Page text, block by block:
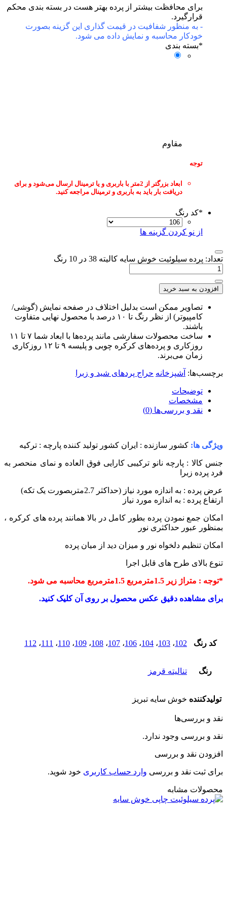
محافظت بیشتر از پرده بهتر هست در بسته بندی محکم
منظور شفافیت در قیمت گذاری این گزینه بصورت
محاسبه و نمایش داده می شود.
بسته بندی
ابعاد بزرگتر از 2متر با باربری و یا ترمینال ارسال می‌شود و برای
دریافت بار باید به باربری و ترمینال مراجعه کنید.
کد رنگ
نو کردن گزینه ها
سیلوئیت خوش سایه کالیته 38 در 10 رنگ
سبد خرید
ممکن است بدلیل اختلاف در صفحه نمایش (گوشی/
کامپیوتر) از نظر رنگ تا ۱۰ درصد با محصول نهایی متفاوت
ساخت محصولات سفارشی مانند پرده‌ها با ابعاد شما ۷ تا ۱۱
روزکاری و پرده‌های کرکره چوبی و پلیسه ۹ تا ۱۲ روزکاری
می‌برند.
آشپزخانه حراج پردهای شید و زبرا
و بررسی‌ها (0)
کشور سازنده : ایران کشور تولید کننده پارچه : ترکیه
: پارچه نانو ترکیبی
کارایی فوق العاده و نمای منحصر به
زبرا
اندازه مورد نیاز (حداکثر 2.7متربصورت یک تکه)
: به اندازه مورد نیاز
نمودن پرده بطور کامل در بالا همانند پرده های کرکره ،
حداکثری نور
دلخواه نور و میزان دید از میان پرده
طرح های قابل اجرا
1.5مترمربع محاسبه می شود.
دقیق عکس محصول بر روی آن کلیک کنید.
102 ،103 ،104،106،107،108،109،110،111،112
تنالیته قرمز
خوش سایه تبریز
وجود ندارد.
نقد و بررسی
نقد و بررسی وارد حساب کاربریخود شوید.
مشابه